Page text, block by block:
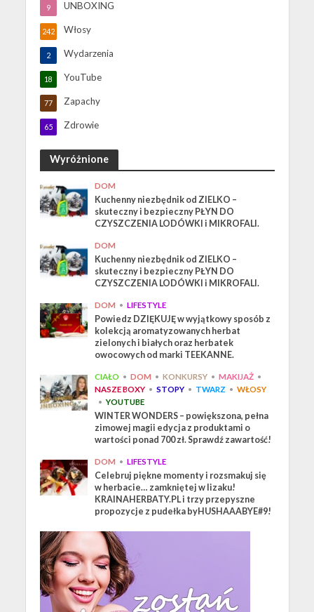
UNBOXING
9
Włosy
242
Wydarzenia
2
YouTube
18
Zapachy
77
Zdrowie
65
Wyróżnione
DOM
Kuchenny niezbędnik od ZIELKO –
skuteczny i bezpieczny PŁYN DO
CZYSZCZENIA LODÓWKI i MIKROFALI.
DOM
Kuchenny niezbędnik od ZIELKO –
skuteczny i bezpieczny PŁYN DO
CZYSZCZENIA LODÓWKI i MIKROFALI.
DOM • LIFESTYLE
Powiedz DZIĘKUJĘ w wyjątkowy sposób z
kolekcją aromatyzowanych herbat
zielonych i białych oraz herbatek
owocowych od marki TEEKANNE.
CIAŁO • DOM • KONKURSY • MAKIJAŻ •
NASZE BOXY • STOPY • TWARZ • WŁOSY
• YOUTUBE
WINTER WONDERS – powiększona, pełna
zimowej magii edycja z produktami o
wartości ponad 700 zł. Sprawdź zawartość!
DOM • LIFESTYLE
Celebruj piękne momenty i rozsmakuj się
w herbacie… zamkniętej w lizaku!
KRAINAHERBATY.PL i trzy przepyszne
propozycje z pudełka byHUSHAAABYE#9!